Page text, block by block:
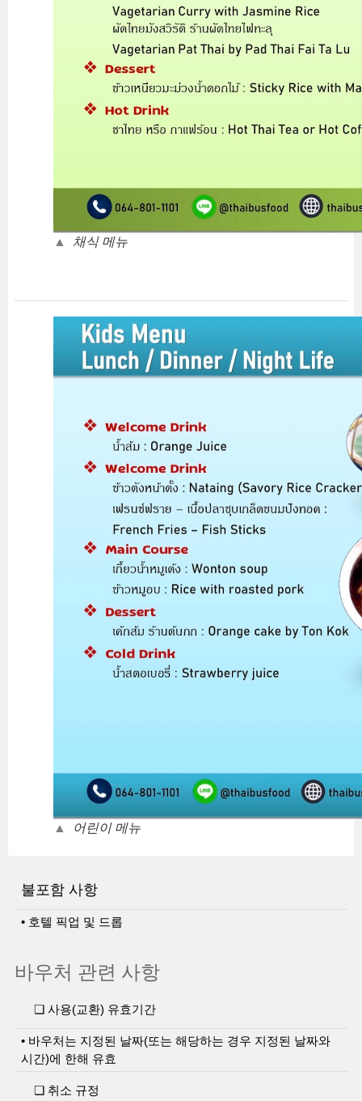
▲ 채식 메뉴
▲ 어린이 메뉴
불포함 사항
• 호텔 픽업 및 드롭
바우처 관련 사항
❏ 사용(교환) 유효기간
• 바우처는 지정된 날짜(또는 해당하는 경우 지정된 날짜와
시간)에 한해 유효
❏ 취소 규정